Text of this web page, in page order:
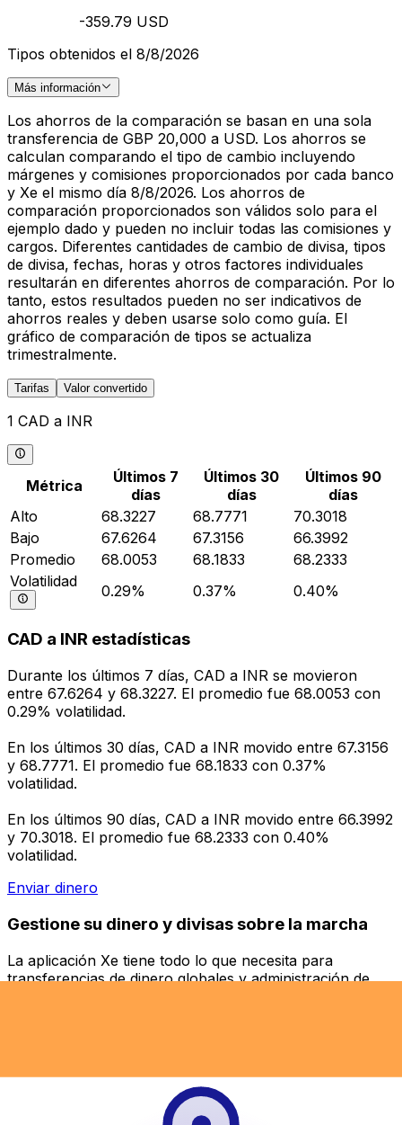
-359.79 USD
Tipos obtenidos el 8/8/2026
Más información
Los ahorros de la comparación se basan en una sola
transferencia de GBP 20,000 a USD. Los ahorros se
calculan comparando el tipo de cambio incluyendo
márgenes y comisiones proporcionados por cada banco
y Xe el mismo día 8/8/2026. Los ahorros de
comparación proporcionados son válidos solo para el
ejemplo dado y pueden no incluir todas las comisiones y
cargos. Diferentes cantidades de cambio de divisa, tipos
de divisa, fechas, horas y otros factores individuales
resultarán en diferentes ahorros de comparación. Por lo
tanto, estos resultados pueden no ser indicativos de
ahorros reales y deben usarse solo como guía. El
gráfico de comparación de tipos se actualiza
trimestralmente.
Tarifas Valor convertido
1 CAD a INR
Métrica
Últimos 7
días
Últimos 30
días
Últimos 90
días
Alto
68.3227 68.7771
70.3018
Bajo
67.6264 67.3156
66.3992
Promedio
68.0053 68.1833
68.2333
Volatilidad
0.29% 0.37% 0.40%
CAD a INR estadísticas
Durante los últimos 7 días, CAD a INR se movieron
entre 67.6264 y 68.3227. El promedio fue 68.0053 con
0.29% volatilidad.
En los últimos 30 días, CAD a INR movido entre 67.3156
y 68.7771. El promedio fue 68.1833 con 0.37%
volatilidad.
En los últimos 90 días, CAD a INR movido entre 66.3992
y 70.3018. El promedio fue 68.2333 con 0.40%
volatilidad.
Enviar dinero
Gestione su dinero y divisas sobre la marcha
La aplicación Xe tiene todo lo que necesita para
transferencias de dinero globales y administración de